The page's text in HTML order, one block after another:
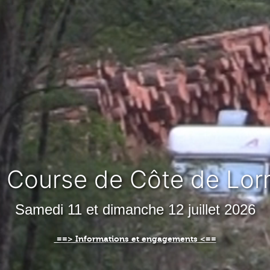
Course de Côte de
Samedi 11 et dimanche 12 juillet 2026
==> Informations et engagements <==